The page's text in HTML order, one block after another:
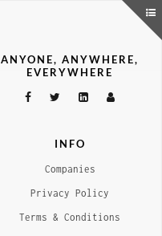
ANYONE, ANYWHERE,
EVERYWHERE
INFO
Companies
Privacy Policy
Terms & Conditions